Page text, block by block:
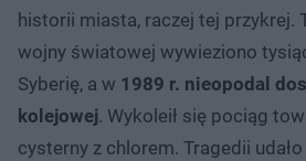
historii miasta, raczej tej przykrej.
wojny światowej wywieziono
Syberię, a w 1989 r. nieopodal
kolejowej. Wykoleił się pociąg
cysterny z chlorem. Tragedii